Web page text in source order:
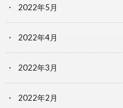
2022年5月
2022年4月
2022年3月
2022年2月